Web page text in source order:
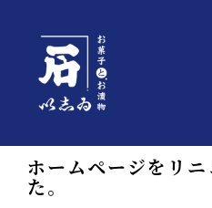
TOP/ NEWS
ホームページをリ
た。